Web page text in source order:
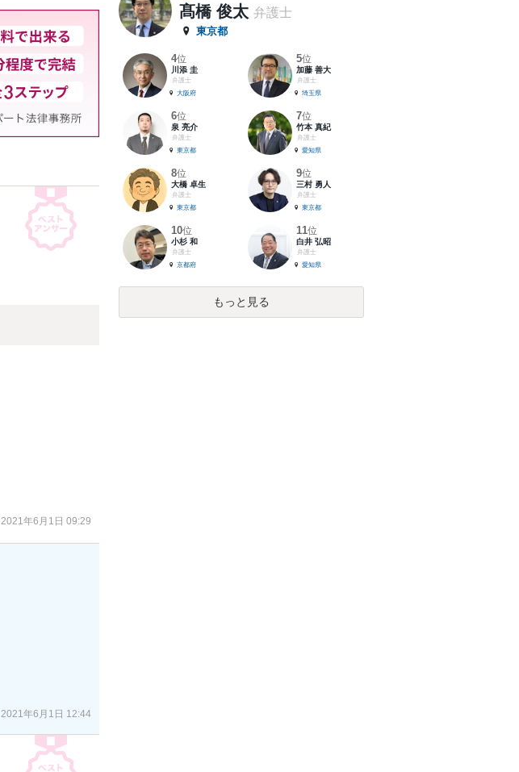
2021年6月1日 09:29
2021年6月1日 12:44
髙橋 俊太 弁護士
東京都
4位
川添 圭
弁護士
大阪府
5位
加藤 善大
弁護士
埼玉県
6位
泉 亮介
弁護士
東京都
7位
竹本 真紀
弁護士
愛知県
8位
大橋 卓生
弁護士
東京都
9位
三村 勇人
弁護士
東京都
10位
小杉 和
弁護士
京都府
11位
白井 弘昭
弁護士
愛知県
もっと見る